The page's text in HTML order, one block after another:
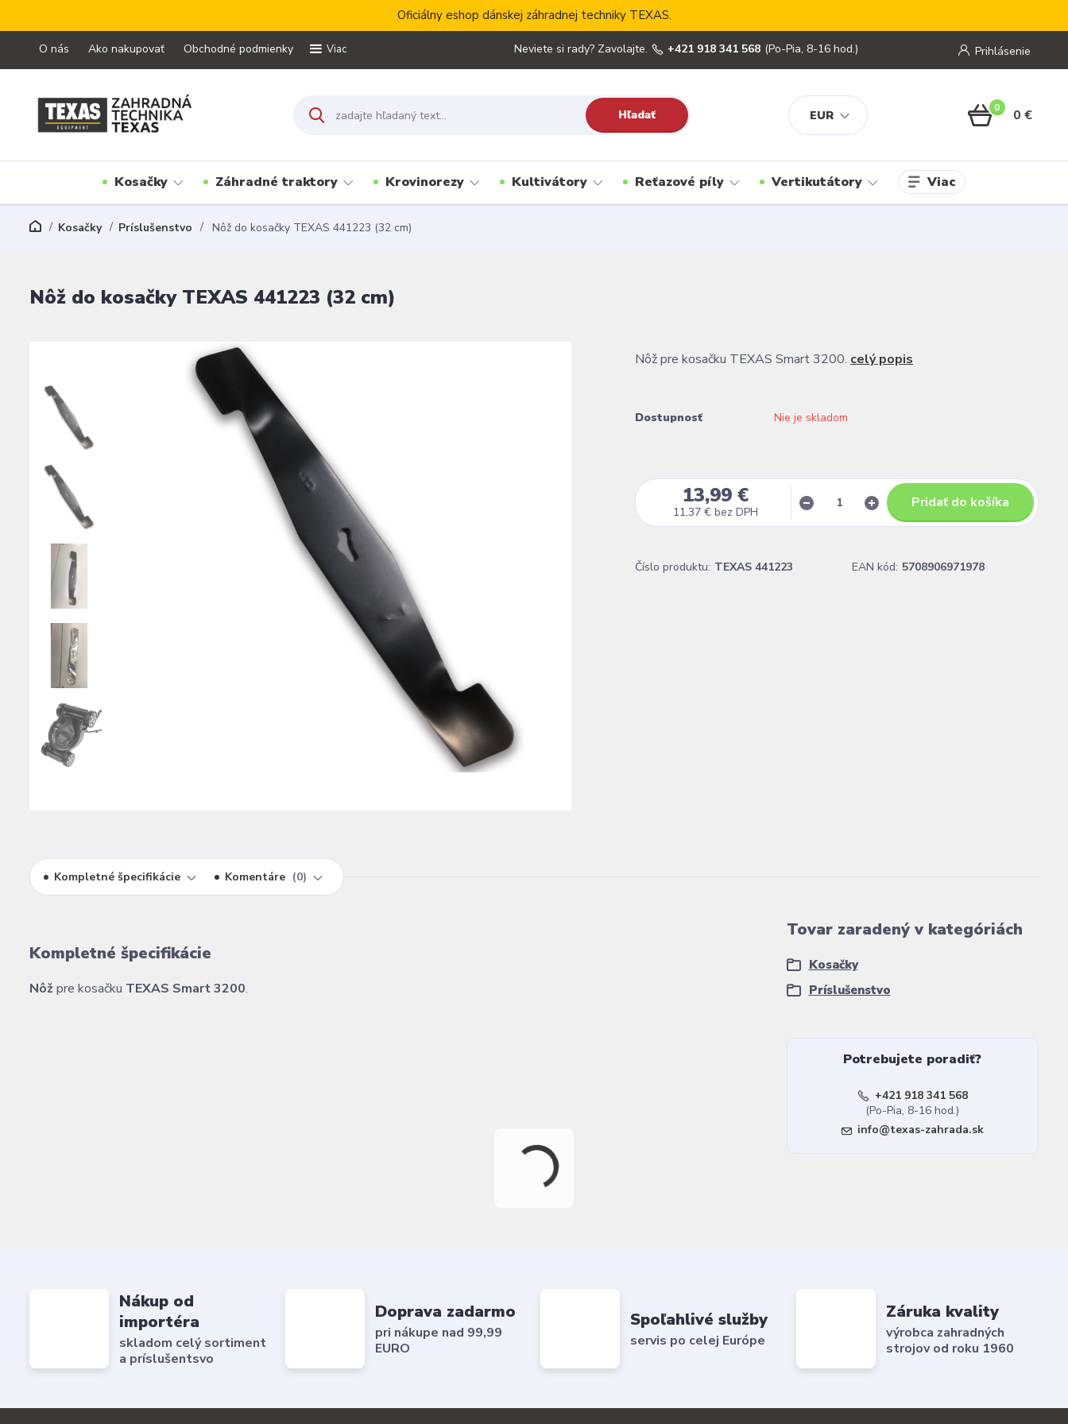
Oficiálny eshop dánskej záhradnej techniky TEXAS.
O nás Ako nakupovať Obchodné podmienky Viac
EUR
Prihlásenie
Hľadať
Neviete si rady? Zavolajte. +421 918 341 568 (Po-Pia, 8-16 hod.)
0 0 €
Kosačky Záhradné traktory Krovinorezy Kultivátory Reťazové píly Vertikutátory Viac
Kosačky Príslušenstvo Nôž do kosačky TEXAS 441223 (32 cm)
Nôž do kosačky TEXAS 441223 (32 cm)
Nôž pre kosačku TEXAS Smart 3200. celý popis
Dostupnosť Nie je skladom
13,99 €
11,37 € bez DPH
Pridať do košíka
Číslo produktu: TEXAS 441223 EAN kód: 5708906971978
Kompletné špecifikácie Komentáre 0
Kompletné špecifikácie
Nôžpre kosačku TEXAS Smart 3200.
Tovar zaradený v kategóriách
Kosačky
Príslušenstvo
Potrebujete poradiť?
+421 918 341 568
(Po-Pia, 8-16 hod.)
info@texas-zahrada.sk
Nákup od
importéra
skladom celý sortiment
a príslušentsvo
Doprava zadarmo
pri nákupe nad 99,99
EURO
Spoľahlivé služby
servis po celej Európe
Záruka kvality
výrobca zahradných
strojov od roku 1960